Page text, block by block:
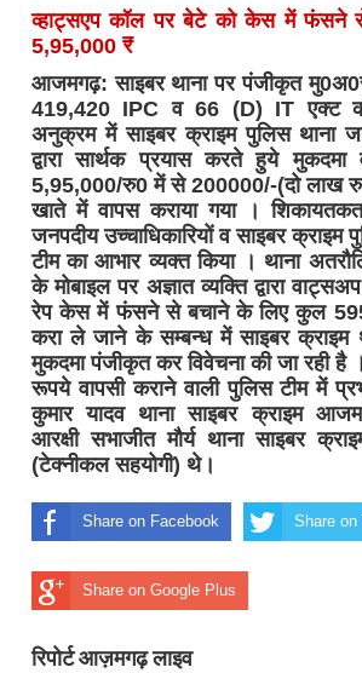
व्हाट्सएप कॉल पर बेटे को केस में फंसने
5,95,000 ₹
आजमगढ़: साइबर थाना पर पंजीकृत
419,420 IPC व 66 (D) IT एक्ट
अनुक्रम में साइबर क्राइम पुलिस थाना
द्वारा सार्थक प्रयास करते हुये
5,95,000/रु0 में से 200000/-(दो लाख
खाते में वापस कराया गया । शिकायतकर्ता/
जनपदीय उच्चाधिकारियों व साइबर
टीम का आभार व्यक्त किया । थाना
के मोबाइल पर अज्ञात व्यक्ति द्वारा
रेप केस में फंसने से बचाने के लिए कुल
करा ले जाने के सम्बन्ध में साइबर क्राइम
मुकदमा पंजीकृत कर विवेचना की जा रही है ।
रूपये वापसी कराने वाली पुलिस टीम में
कुमार यादव थाना साइबर क्राइम
आरक्षी सभाजीत मौर्य थाना साइबर
(टेक्नीकल सहयोगी) थे।
Share on Facebook Share on
Share on Google Plus
रिपोर्ट आज़मगढ़ लाइव